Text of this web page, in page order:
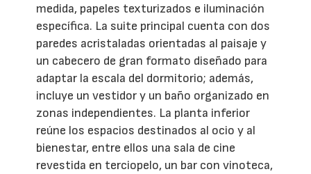
medida, papeles texturizados e iluminación
específica. La suite principal cuenta con dos
paredes acristaladas orientadas al paisaje y
un cabecero de gran formato diseñado para
adaptar la escala del dormitorio; además,
incluye un vestidor y un baño organizado en
zonas independientes. La planta inferior
reúne los espacios destinados al ocio y al
bienestar, entre ellos una sala de cine
revestida en terciopelo, un bar con vinoteca,